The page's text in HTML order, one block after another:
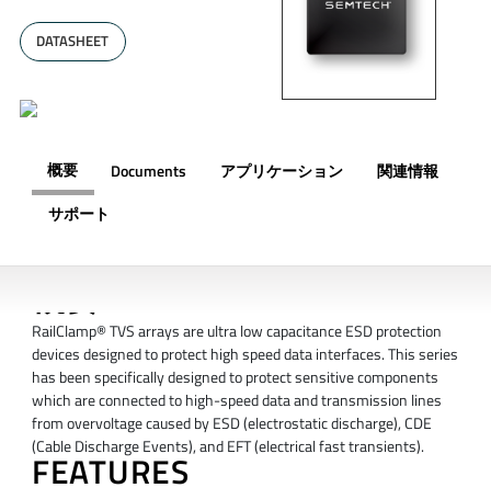
DATASHEET
概要 Documents アプリケーション
関連情報
サポート
RailClamp® TVS arrays are ultra low capacitance ESD protection
devices designed to protect high speed data interfaces. This series
has been specifically designed to protect sensitive components
which are connected to high-speed data and transmission lines
from overvoltage caused by ESD (electrostatic discharge), CDE
(Cable Discharge Events), and EFT (electrical fast transients).
FEATURES